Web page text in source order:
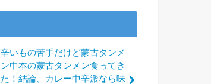
辛いもの苦手だけど蒙古タンメ
ン中本の蒙古タンメン食ってき
た！結論、カレー中辛派なら味